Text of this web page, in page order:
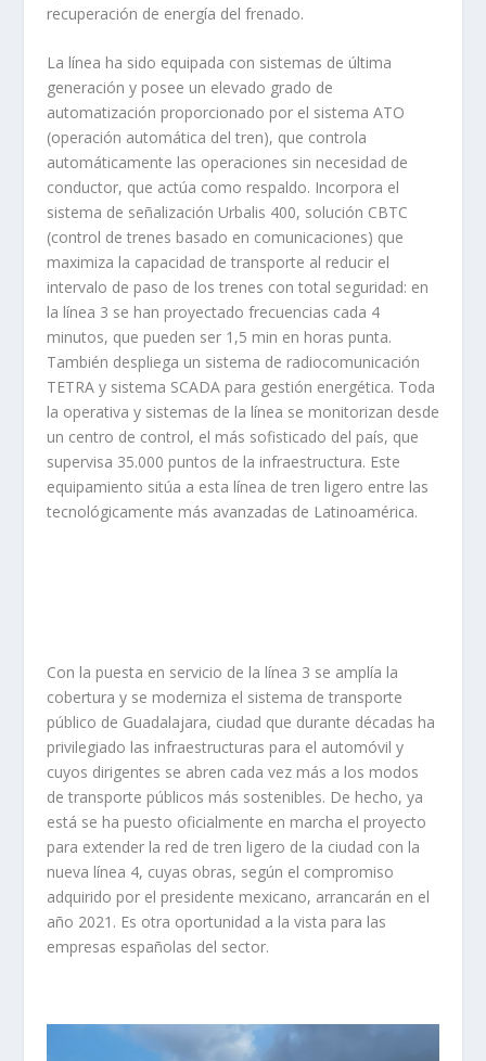
recuperación de energía del frenado.
La línea ha sido equipada con sistemas de última
generación y posee un elevado grado de
automatización proporcionado por el sistema ATO
(operación automática del tren), que controla
automáticamente las operaciones sin necesidad de
conductor, que actúa como respaldo. Incorpora el
sistema de señalización Urbalis 400, solución CBTC
(control de trenes basado en comunicaciones) que
maximiza la capacidad de transporte al reducir el
intervalo de paso de los trenes con total seguridad: en
la línea 3 se han proyectado frecuencias cada 4
minutos, que pueden ser 1,5 min en horas punta.
También despliega un sistema de radiocomunicación
TETRA y sistema SCADA para gestión energética. Toda
la operativa y sistemas de la línea se monitorizan desde
un centro de control, el más sofisticado del país, que
supervisa 35.000 puntos de la infraestructura. Este
equipamiento sitúa a esta línea de tren ligero entre las
tecnológicamente más avanzadas de Latinoamérica.
Con la puesta en servicio de la línea 3 se amplía la
cobertura y se moderniza el sistema de transporte
público de Guadalajara, ciudad que durante décadas ha
privilegiado las infraestructuras para el automóvil y
cuyos dirigentes se abren cada vez más a los modos
de transporte públicos más sostenibles. De hecho, ya
está se ha puesto oficialmente en marcha el proyecto
para extender la red de tren ligero de la ciudad con la
nueva línea 4, cuyas obras, según el compromiso
adquirido por el presidente mexicano, arrancarán en el
año 2021. Es otra oportunidad a la vista para las
empresas españolas del sector.